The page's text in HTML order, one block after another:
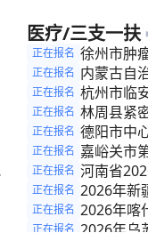
医疗/三支一扶
正在报名 徐州市肿
人员公告
正在报名 内蒙古自
位第二次
正在报名 杭州市临
外工作人
正在报名 林周县紧
正在报名 德阳市中
公告（二
正在报名 嘉峪关市
用制专业
正在报名 河南省
公告
正在报名 2026年新
业生“三
正在报名 2026年喀
正在报名